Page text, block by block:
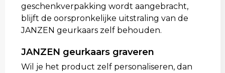
geschenkverpakking wordt aangebracht,
blijft de oorspronkelijke uitstraling van de
JANZEN geurkaars zelf behouden.
JANZEN geurkaars graveren
Wil je het product zelf personaliseren, dan